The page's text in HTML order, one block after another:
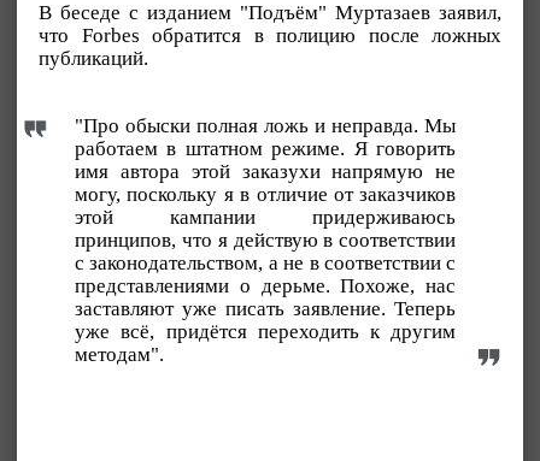
В беседе с изданием "Подъём" Муртазаев заявил,
что Forbes обратится в полицию после ложных
публикаций.
"Про обыски полная ложь и неправда. Мы
работаем в штатном режиме. Я говорить
имя автора этой заказухи напрямую не
могу, поскольку я в отличие от заказчиков
этой кампании придерживаюсь
принципов, что я действую в соответствии
с законодательством, а не в соответствии с
представлениями о дерьме. Похоже, нас
заставляют уже писать заявление. Теперь
уже всё, придётся переходить к другим
методам".